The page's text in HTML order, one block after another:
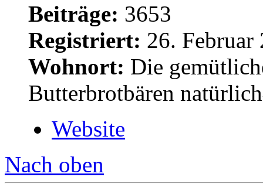
Beiträge: 3653
Registriert: 26. Februar
Wohnort: Die
Butterbrotbären
Website
Nach oben